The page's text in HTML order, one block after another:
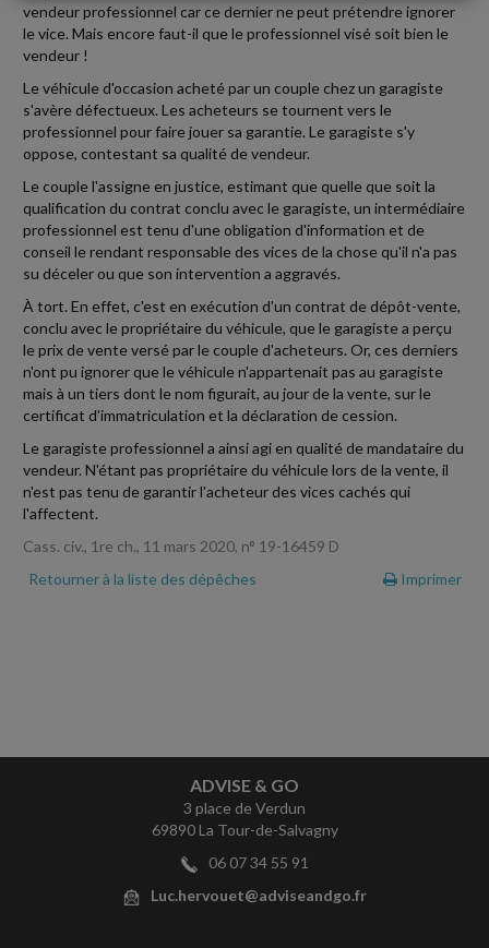
vendeur professionnel car ce dernier ne peut prétendre ignorer
le vice. Mais encore faut-il que le professionnel visé soit bien le
vendeur !
Le véhicule d'occasion acheté par un couple chez un garagiste
s'avère défectueux. Les acheteurs se tournent vers le
professionnel pour faire jouer sa garantie. Le garagiste s'y
oppose, contestant sa qualité de vendeur.
Le couple l'assigne en justice, estimant que quelle que soit la
qualification du contrat conclu avec le garagiste, un intermédiaire
professionnel est tenu d'une obligation d'information et de
conseil le rendant responsable des vices de la chose qu'il n'a pas
su déceler ou que son intervention a aggravés.
À tort. En effet, c'est en exécution d'un contrat de dépôt-vente,
conclu avec le propriétaire du véhicule, que le garagiste a perçu
le prix de vente versé par le couple d'acheteurs. Or, ces derniers
n'ont pu ignorer que le véhicule n'appartenait pas au garagiste
mais à un tiers dont le nom figurait, au jour de la vente, sur le
certificat d'immatriculation et la déclaration de cession.
Le garagiste professionnel a ainsi agi en qualité de mandataire du
vendeur. N'étant pas propriétaire du véhicule lors de la vente, il
n'est pas tenu de garantir l'acheteur des vices cachés qui
l'affectent.
Cass. civ., 1re ch., 11 mars 2020, n° 19-16459 D
Retourner à la liste des dépêches
Imprimer
ADVISE & GO
3 place de Verdun
69890 La Tour-de-Salvagny
06 07 34 55 91
Luc.hervouet@adviseandgo.fr